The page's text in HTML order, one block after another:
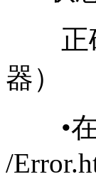
正确
器）
•在
/